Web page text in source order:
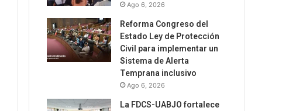
Ago 6, 2026
Reforma Congreso del
Estado Ley de Protección
Civil para implementar un
Sistema de Alerta
Temprana inclusivo
Ago 6, 2026
La FDCS-UABJO fortalece